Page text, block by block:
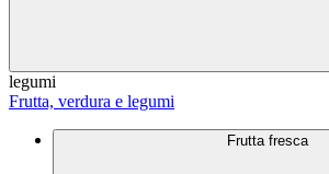
legumi
Frutta, verdura e legumi
Frutta fresca